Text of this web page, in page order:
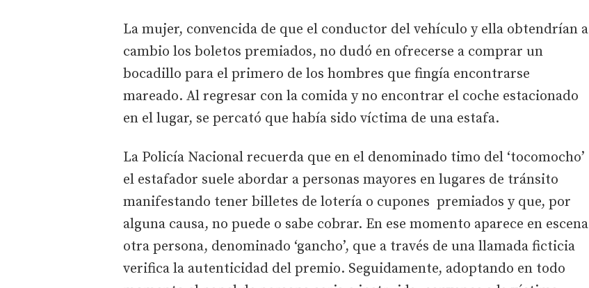
La mujer, convencida de que el conductor del vehículo y ella obtendrían a
cambio los boletos premiados, no dudó en ofrecerse a comprar un
bocadillo para el primero de los hombres que fingía encontrarse
mareado. Al regresar con la comida y no encontrar el coche estacionado
en el lugar, se percató que había sido víctima de una estafa.
La Policía Nacional recuerda que en el denominado timo del ‘tocomocho’
el estafador suele abordar a personas mayores en lugares de tránsito
manifestando tener billetes de lotería o cupones premiados y que, por
alguna causa, no puede o sabe cobrar. En ese momento aparece en escena
otra persona, denominado ‘gancho’, que a través de una llamada ficticia
verifica la autenticidad del premio. Seguidamente, adoptando en todo